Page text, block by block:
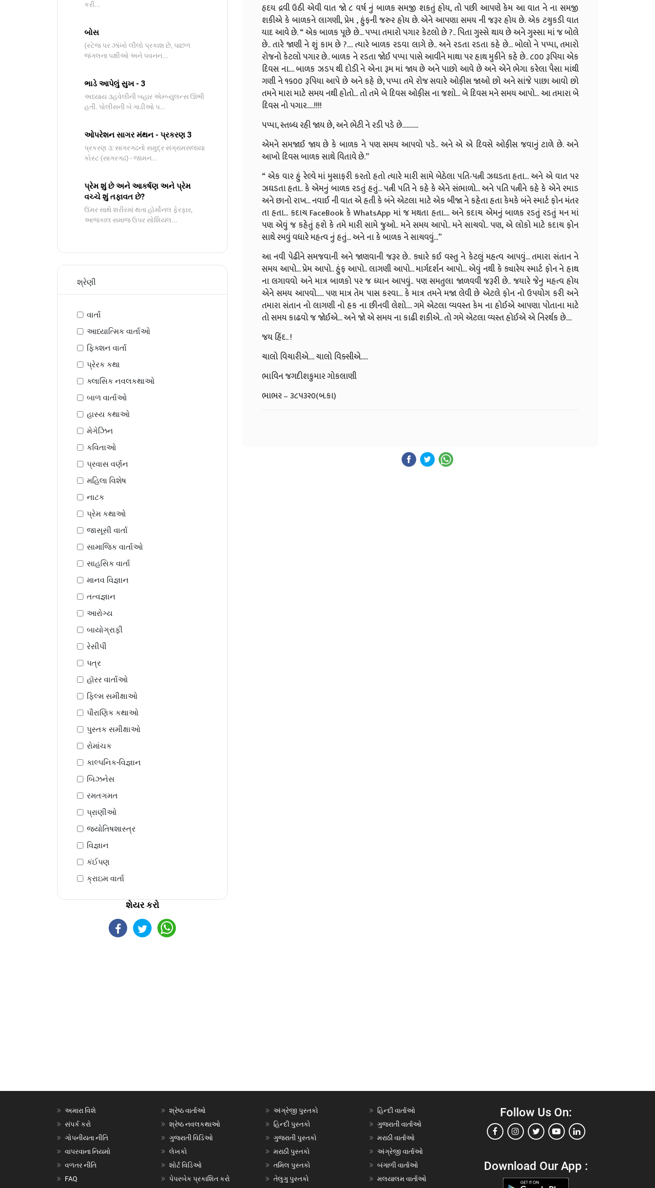
કરી...
બોસ
​(સ્ટેજ પર ઝાંખો લીલો પ્રકાશ છે, પાછળ
જંગલના પક્ષીઓ અને પવનન...
ભાડે આપેલું સુખ - 3
અધ્યાય ૩હવેલીની બહાર એમ્બ્યુલન્સ ઊભી
હતી. પોલીસની બે ગાડીઓ પ...
ઓપરેશન સાગર મંથન - પ્રકરણ 3
પ્રકરણ ૩: સાગરગઢનો સમુદ્ર સંગ્રામસલાયા
કોસ્ટ (સાગરગઢ) - જામન...
પ્રેમ શું છે અને આકર્ષણ અને પ્રેમ
વચ્ચે શું તફાવત છે?
ઉંમર સાથે શરીરમાં થતા હોર્મોનલ ફેરફાર,
આજકાલ સમાજ ઉપર સોશિયલ...
શ્રેણી
વાર્તા
આધ્યાત્મિક વાર્તાઓ
ફિક્શન વાર્તા
પ્રેરક કથા
ક્લાસિક નવલકથાઓ
બાળ વાર્તાઓ
હાસ્ય કથાઓ
મેગેઝિન
કવિતાઓ
પ્રવાસ વર્ણન
મહિલા વિશેષ
નાટક
પ્રેમ કથાઓ
જાસૂસી વાર્તા
સામાજિક વાર્તાઓ
સાહસિક વાર્તા
માનવ વિજ્ઞાન
તત્વજ્ઞાન
આરોગ્ય
બાયોગ્રાફી
રેસીપી
પત્ર
હૉરર વાર્તાઓ
ફિલ્મ સમીક્ષાઓ
પૌરાણિક કથાઓ
પુસ્તક સમીક્ષાઓ
રોમાંચક
કાલ્પનિક-વિજ્ઞાન
બિઝનેસ
રમતગમત
પ્રાણીઓ
જ્યોતિષશાસ્ત્ર
વિજ્ઞાન
કંઈપણ
ક્રાઇમ વાર્તા
શેયર કરો
હૃદય દ્રવી ઉઠી એવી વાત જો ૮ વર્ષ નું બાળક સમજી શકતું હોય, તો પછી આપણે કેમ આ વાત ને ના સમજી
શકીએ કે બાળકને લાગણી, પ્રેમ , હુંફની જરુર હોય છે. એને આપણા સમય ની જરૂર હોય છે. એક ટચુકડી વાત
યાદ આવે છે. “ એક બાળક પૂછે છે... પપ્પા તમારો પગાર કેટલો છે ?.. પિતા ગુસ્સે થાય છે અને ગુસ્સા માં જ બોલે
છે.. તારે જાણી ને શું કામ છે ?.... ત્યારે બાળક રડવા લાગે છે.. અને રડતા રડતા કહે છે... બોલો ને પપ્પા, તમારો
રોજનો કેટલો પગાર છે.. બાળક ને રડતા જોઈ પપ્પા પાસે આવીને માથા પર હાથ મુકીને કહે છે.. ૮૦૦ રૂપિયા એક
દિવસ ના.... બાળક ઝડપ થી દોડી ને એના રૂમ માં જાય છે અને પાછો આવે છે અને એને ભેગા કરેલા પૈસા માંથી
ગણી ને ૧૬૦૦ રૂપિયા આપે છે અને કહે છે, પપ્પા તમે રોજ સવારે ઓફીસ જાઓ છો અને સાંજે પાછા આવો છો
તમને મારા માટે સમય નથી હોતો... તો તમે બે દિવસ ઓફીસ ના જશો... બે દિવસ મને સમય આપો... આ તમારા બે
દિવસ નો પગાર.....!!!!
પપ્પા, સ્તબ્ધ રહી જાય છે, અને ભેટી ને રડી પડે છે...........
એમને સમજાઈ જાય છે કે બાળક ને પણ સમય આપવો પડે.. અને એ એ દિવસે ઓફીસ જવાનું ટાળે છે. અને
આખો દિવસ બાળક સાથે વિતાવે છે.”
“ એક વાર હું રેલ્વે માં મુસાફરી કરતો હતો ત્યારે મારી સામે બેઠેલા પતિ-પત્ની ઝઘડતા હતા... અને એ વાત પર
ઝઘડતા હતા.. કે એમનું બાળક રડતું હતું... પત્ની પતિ ને કહે કે એને સંભાળો... અને પતિ પત્નીને કહે કે એને રમાડ
અને છાનો રાખ... નવાઈ ની વાત એ હતી કે બંને એટલા માટે એક બીજા ને કહેતા હતા કેમકે બંને સ્માર્ટ ફોન મંતર
તા હતા... કદાચ FaceBook કે WhatsApp માં જ મથતા હતા.... અને કદાચ એમનું બાળક રડતું રડતું મન માં
પણ એવું જ કહેતું હશે કે તમે મારી સામે જુઓ.. મને સમય આપો.. મને સાચવો.. પણ, એ લોકો માટે કદાચ ફોન
સાથે રમવું વધારે મહત્વ નું હતું... અને ના કે બાળક ને સાચવવું...”
આ નવી પેઢીને સમજવાની અને જાણવાની જરૂર છે.. ક્યારે કઈ વસ્તુ ને કેટલું મહત્વ આપવું... તમારા સંતાન ને
સમય આપો... પ્રેમ આપો.. હુંફ આપો.. લાગણી આપો... માર્ગદર્શન આપો... એવું નથી કે ક્યારેય સ્માર્ટ ફોન ને હાથ
ના લગાવવો અને માત્ર બાળકો પર જ ધ્યાન આપવું.. પણ સમતુલા જાળવવી જરૂરી છે.. જયારે જેનુ મહત્વ હોય
એને સમય આપવો..... પણ માત્ર તેમ પાસ કરવા... કે માત્ર તમને મજા લેવી છે એટલે ફોન નો ઉપયોગ કરી અને
તમારા સંતાન નો લાગણી નો હક ના છીનવી લેશો.... ગમે એટલા વ્યવસ્ત કેમ ના હોઈએ આપણા પોતાના માટે
તો સમય કાઢવો જ જોઈએ... અને જો એ સમય ના કાઢી શકીએ.. તો ગમે એટલા વ્યસ્ત હોઈએ એ નિરર્થક છે....
જય હિંદ.. !
ચાલો વિચારીએ.... ચાલો વિક્સીએ.....
ભાવિન જગદીશકુમાર ગોકલાણી
ભાભર – ૩૮૫૩૨૦(બ.કા)
અમારા વિશે
સંપર્ક કરો
ગોપનીયતા નીતિ
વાપરવાના નિયમો
વળતર નીતિ
FAQ
શ્રેષ્ઠ વાર્તાઓ
શ્રેષ્ઠ નવલકથાઓ
ગુજરાતી વિડિઓ
લેખકો
શોર્ટ વિડિઓ
પેપરબેક પ્રકાશિત કરો
અંગ્રેજી પુસ્તકો
હિન્દી પુસ્તકો
ગુજરાતી પુસ્તકો
મરાઠી પુસ્તકો
તમિલ પુસ્તકો
તેલુગુ પુસ્તકો
હિન્દી વાર્તાઓ
ગુજરાતી વાર્તાઓ
મરાઠી વાર્તાઓ
અંગ્રેજી વાર્તાઓ
બંગાળી વાર્તાઓ
મલયાલમ વાર્તાઓ
Follow Us On:
Download Our App :